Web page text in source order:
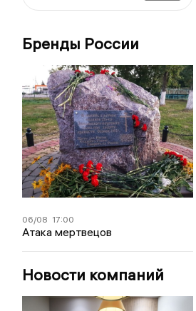
Бренды России
06/08 17:00
Атака мертвецов
Новости компаний